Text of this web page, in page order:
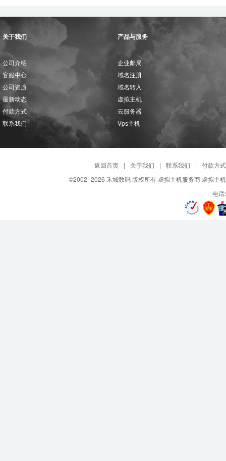
关于我们
公司介绍
客服中心
公司资质
最新动态
付款方式
联系我们
产品与服务
企业邮局
域名注册
域名转入
虚拟主机
云服务器
Vps主机
返回首页 | 关于我们 | 联系我们 |
付款方式
©2002-2026 禾城数码 版权所有 虚拟主机服务商|虚拟主
电